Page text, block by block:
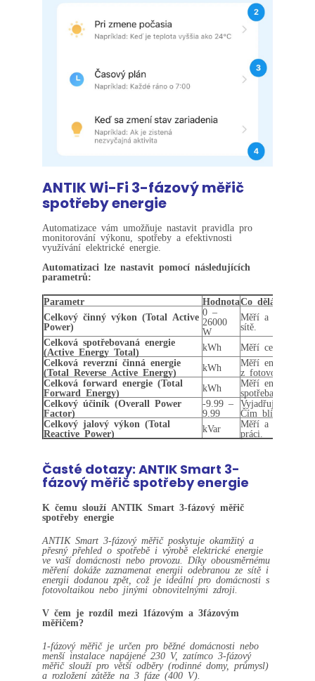
ANTIK Wi-Fi 3-fázový měřič
spotřeby energie
Automatizace vám umožňuje nastavit pravidla pro
monitorování výkonu, spotřeby a efektivnosti
využívání elektrické energie.
Automatizaci lze nastavit pomocí následujících
parametrů:
Parametr HodnotaCo dělá
Celkový činný výkon (Total Active
Power)
0 –
26000
W
Měří a
sítě.
Celková spotřebovaná energie
(Active Energy Total)
kWh
Měří celkovou
Celková reverzní činná energie
(Total Reverse Active Energy)
kWh
Měří energii,
z fotovoltaiky).
Celková forward energie (Total
Forward Energy)
kWh
Měří energii,
spotřeba).
Celkový účiník (Overall Power
Factor)
-9.99 –
9.99
Vyjadřuje poměr
Čím blíže k 1,
Celkový jalový výkon (Total
Reactive Power)
kVar
Měří a
práci.
Časté dotazy: ANTIK Smart 3-
fázový měřič spotřeby energie
K čemu slouží ANTIK Smart 3-fázový měřič
spotřeby energie
ANTIK Smart 3-fázový měřič poskytuje okamžitý a
přesný přehled o spotřebě i výrobě elektrické energie
ve vaší domácnosti nebo provozu. Díky obousměrnému
měření dokáže zaznamenat energii odebranou ze sítě i
energii dodanou zpět, což je ideální pro domácnosti s
fotovoltaikou nebo jinými obnovitelnými zdroji.
V čem je rozdíl mezi 1fázovým a 3fázovým
měřičem?
1-fázový měřič je určen pro běžné domácnosti nebo
menší instalace napájené 230 V, zatímco 3-fázový
měřič slouží pro větší odběry (rodinné domy, průmysl)
a rozložení zátěže na 3 fáze (400 V).